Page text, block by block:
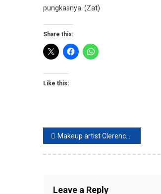
pungkasnya. (Zat)
Share this:
Like this:
Post
navigation
Makeup artist Clerence Victoria: Keluarga Ahok Sangat Bahagia
Leave a Reply